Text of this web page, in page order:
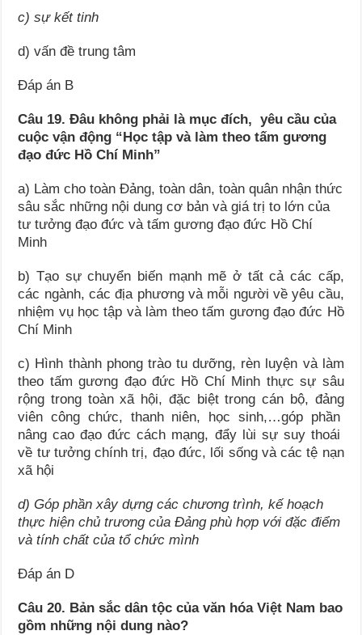
c) sự kết tinh
d) vấn đề trung tâm
Đáp án B
Câu 19. Đâu không phải là mục đích, yêu cầu của
cuộc vận động “Học tập và làm theo tấm gương
đạo đức Hồ Chí Minh”
a) Làm cho toàn Đảng, toàn dân, toàn quân nhận thức
sâu sắc những nội dung cơ bản và giá trị to lớn của
tư tưởng đạo đức và tấm gương đạo đức Hồ Chí
Minh
b) Tạo sự chuyển biến mạnh mẽ ở tất cả các cấp,
các ngành, các địa phương và mỗi người về yêu cầu,
nhiệm vụ học tập và làm theo tấm gương đạo đức Hồ
Chí Minh
c) Hình thành phong trào tu dưỡng, rèn luyện và làm
theo tấm gương đạo đức Hồ Chí Minh thực sự sâu
rộng trong toàn xã hội, đặc biệt trong cán bộ, đảng
viên công chức, thanh niên, học sinh,…góp phần
nâng cao đạo đức cách mạng, đẩy lùi sự suy thoái
về tư tưởng chính trị, đạo đức, lối sống và các tệ nạn
xã hội
d) Góp phần xây dựng các chương trình, kế hoạch
thực hiện chủ trương của Đảng phù hợp với đặc điểm
và tính chất của tổ chức mình
Đáp án D
Câu 20. Bản sắc dân tộc của văn hóa Việt Nam bao
gồm những nội dung nào?